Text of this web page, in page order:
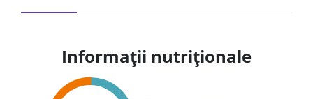
Informații nutriționale